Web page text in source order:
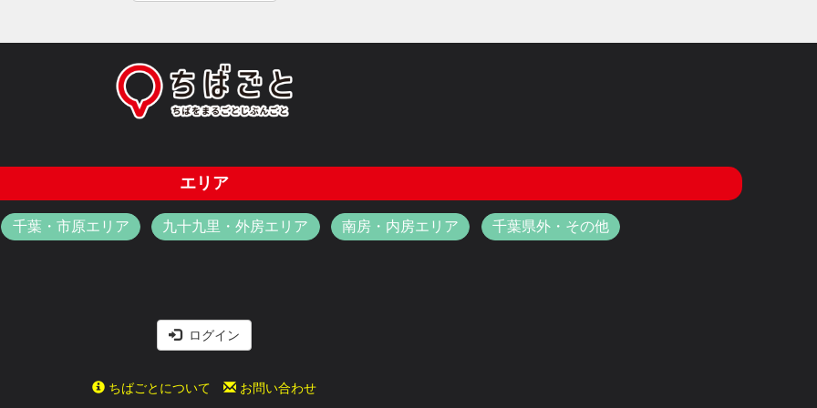
エリア
千葉・市原エリア 九十九里・外房エリア 南房・内房エリア 千葉県外・その他
ログイン
ちばごとについて お問い合わせ